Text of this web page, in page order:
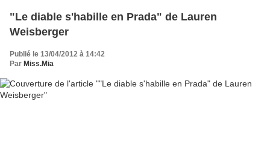
"Le diable s'habille en Prada" de Lauren
Weisberger
Publié le 13/04/2012 à 14:42
Par Miss.Mia